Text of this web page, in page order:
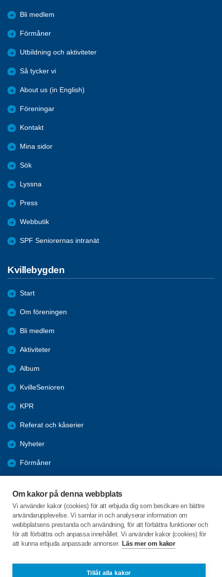
Om kakor på denna webbplats
Vi använder kakor (cookies) för att erbjuda dig som besökare en bättre
användarupplevelse. Vi samlar in och analyserar information om
webbplatsens prestanda och användning, för att förbättra funktioner och
för att förbättra och anpassa innehållet. Vi använder kakor (cookies) för
att kunna erbjuda anpassade annonser. Läs mer om kakor
Tillåt alla kakor
Bli medlem
Förmåner
Utbildning och aktiviteter
Så tycker vi
About us (in English)
Föreningar
Kontakt
Mina sidor
Sök
Lyssna
Press
Webbutik
SPF Seniorernas intranät
Kvillebygden
Start
Om föreningen
Bli medlem
Aktiviteter
Album
KvilleSenioren
KPR
Referat och kåserier
Nyheter
Förmåner
Tanums kommun
Valet 2026
C/o:Inga-Lill Sörgard